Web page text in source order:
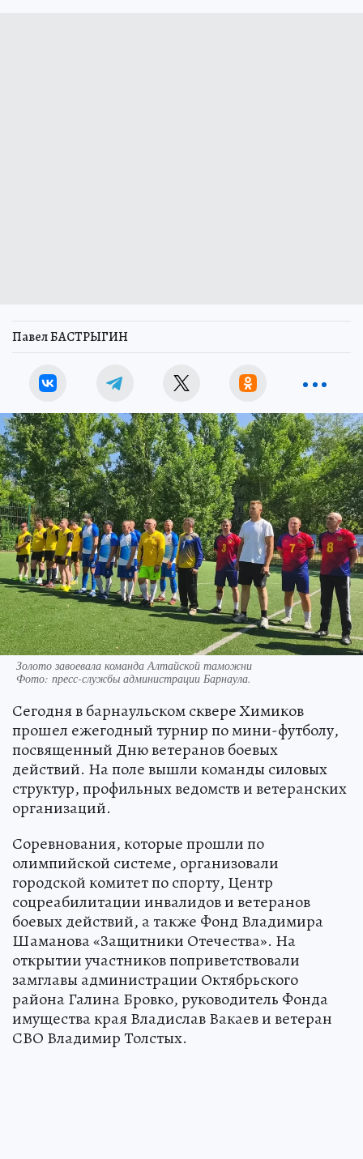
Павел БАСТРЫГИН
Золото завоевала команда Алтайской таможни
Фото: пресс-службы администрации Барнаула.
Сегодня в барнаульском сквере Химиков
прошел ежегодный турнир по мини-футболу,
посвященный Дню ветеранов боевых
действий. На поле вышли команды силовых
структур, профильных ведомств и ветеранских
организаций.
Соревнования, которые прошли по
олимпийской системе, организовали
городской комитет по спорту, Центр
соцреабилитации инвалидов и ветеранов
боевых действий, а также Фонд Владимира
Шаманова «Защитники Отечества». На
открытии участников поприветствовали
замглавы администрации Октябрьского
района Галина Бровко, руководитель Фонда
имущества края Владислав Вакаев и ветеран
СВО Владимир Толстых.